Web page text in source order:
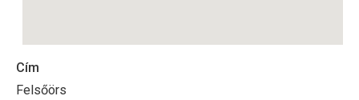
Cím
Felsőörs